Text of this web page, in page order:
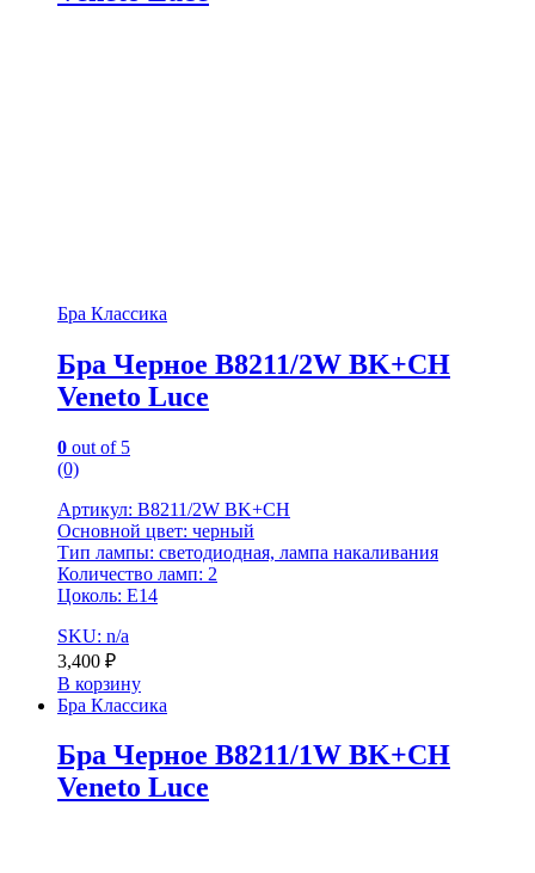
Бра Классика
Бра Черное B8211/2W BK+CH
Veneto Luce
0 out of 5
(0)
Артикул: B8211/2W BK+CH
Основной цвет: черный
Тип лампы: светодиодная, лампа накаливания
Количество ламп: 2
Цоколь: E14
SKU: n/a
3,400 ₽
В корзину
Бра Классика
Бра Черное B8211/1W BK+CH
Veneto Luce